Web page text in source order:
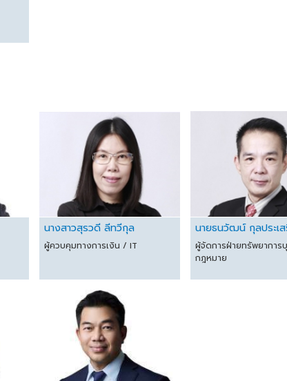
นางสาวสุรวดี ลีทวีกุล
ผู้ควบคุมทางการเงิน / IT
นายธนวัฒน์ กุลประเ
ผู้จัดการฝ่ายทรัพยากา
กฎหมาย